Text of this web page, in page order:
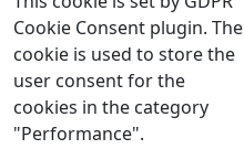
Cookie Consent plugin. The
cookie is used to store the
user consent for the
cookies in the category
"Performance".